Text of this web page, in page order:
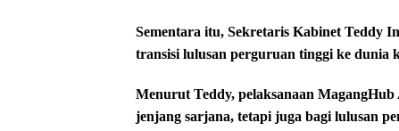
Sementara itu, Sekretaris Kabinet Teddy
transisi lulusan perguruan tinggi ke dunia
Menurut Teddy, pelaksanaan
jenjang sarjana, tetapi juga bagi lulusan